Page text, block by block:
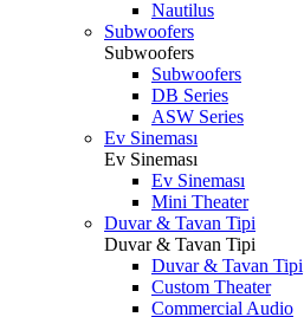
Nautilus
Subwoofers
Subwoofers
Subwoofers
DB Series
ASW Series
Ev Sineması
Ev Sineması
Ev Sineması
Mini Theater
Duvar & Tavan Tipi
Duvar & Tavan Tipi
Duvar & Tavan Tipi
Custom Theater
Commercial Audio